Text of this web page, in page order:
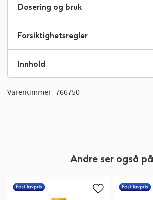
Dosering og bruk
Forsiktighetsregler
Innhold
Varenummer 766750
Andre ser også på